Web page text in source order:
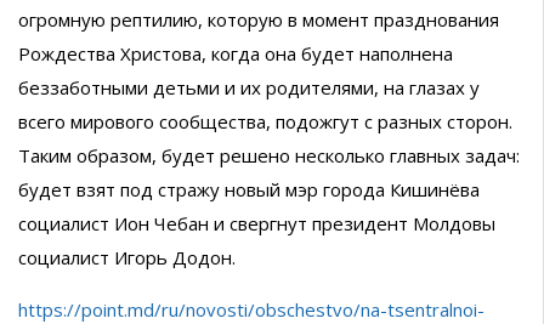
огромную рептилию, которую в момент празднования
Рождества Христова, когда она будет наполнена
беззаботными детьми и их родителями, на глазах у
всего мирового сообщества, подожгут с разных сторон.
Таким образом, будет решено несколько главных задач:
будет взят под стражу новый мэр города Кишинёва
социалист Ион Чебан и свергнут президент Молдовы
социалист Игорь Додон.
https://point.md/ru/novosti/obschestvo/na-tsentralnoi-